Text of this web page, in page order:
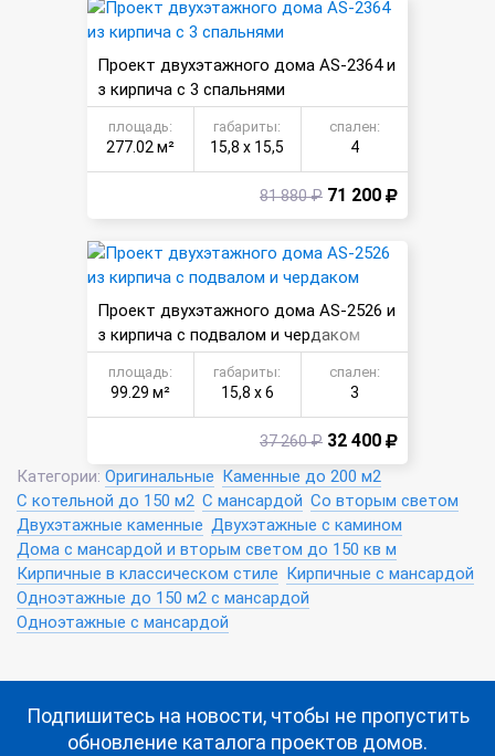
Проект двухэтажного дома AS-2364 и
з кирпича с 3 спальнями
площадь:
277.02 м²
габариты:
15,8 х 15,5
спален:
4
81 880 ₽ 71 200
Проект двухэтажного дома AS-2526 и
з кирпича с подвалом и чердаком
площадь:
99.29 м²
габариты:
15,8 х 6
спален:
3
37 260 ₽ 32 400
Категории: Оригинальные Каменные до 200 м2
С котельной до 150 м2 С мансардой Со вторым светом
Двухэтажные каменные Двухэтажные с камином
Дома с мансардой и вторым светом до 150 кв м
Кирпичные в классическом стиле Кирпичные с мансардой
Одноэтажные до 150 м2 с мансардой
Одноэтажные с мансардой
Подпишитесь на новости, чтобы не пропустить
обновление каталога проектов домов.